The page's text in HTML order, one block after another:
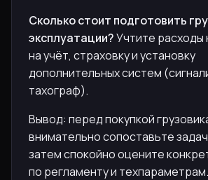
Сколько стоит подготовить
эксплуатации?Учтите расходы
на учёт, страховку и установку
дополнительных систем
тахограф).
Вывод: перед покупкой
внимательно сопоставьте
затем спокойно оцените
по регламенту и